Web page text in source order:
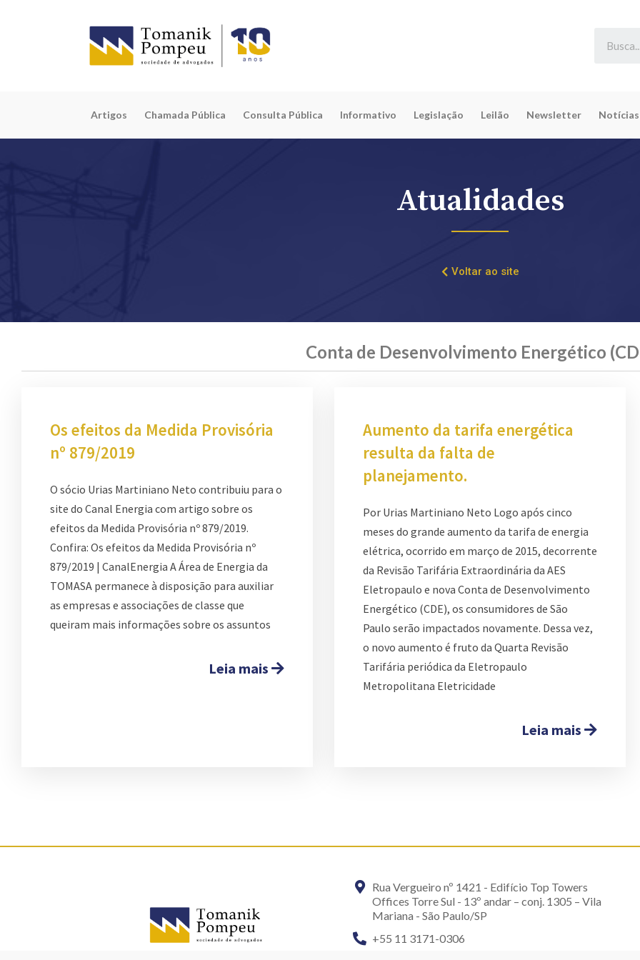
Artigos Chamada Pública Consulta Pública Informativo Legislação Leilão Newsletter
Atualidades
Voltar ao site
Conta de Desenvolvimento Energético
Os efeitos da Medida Provisória
nº 879/2019
O sócio Urias Martiniano Neto contribuiu para o
site do Canal Energia com artigo sobre os
efeitos da Medida Provisória nº 879/2019.
Confira: Os efeitos da Medida Provisória nº
879/2019 | CanalEnergia A Área de Energia da
TOMASA permanece à disposição para auxiliar
as empresas e associações de classe que
queiram mais informações sobre os assuntos
Leia mais
Aumento da tarifa energética
resulta da falta de
planejamento.
Por Urias Martiniano Neto Logo após cinco
meses do grande aumento da tarifa de energia
elétrica, ocorrido em março de 2015, decorrente
da Revisão Tarifária Extraordinária da AES
Eletropaulo e nova Conta de Desenvolvimento
Energético (CDE), os consumidores de São
Paulo serão impactados novamente. Dessa vez,
o novo aumento é fruto da Quarta Revisão
Tarifária periódica da Eletropaulo
Metropolitana Eletricidade
Leia mais
Rua Vergueiro nº 1421 - Edifício Top Towers
Offices Torre Sul - 13º andar – conj. 1305 – Vila
Mariana - São Paulo/SP
+55 11 3171-0306